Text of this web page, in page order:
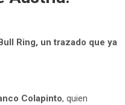
Ring, un trazado que ya
Colapinto, quien